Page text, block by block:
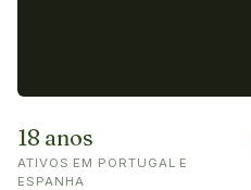
18 anos
ATIVOS EM PORTUGAL E
ESPANHA